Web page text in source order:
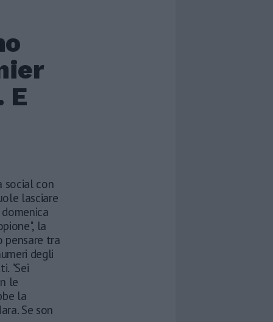
E
social con
lasciare
la
pensare tra
degli
"Sei
le
la
Se son